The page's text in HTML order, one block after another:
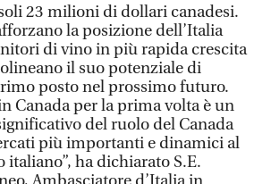
23 milioni di dollari canadesi.
la posizione dell’Italia
di vino in più rapida crescita
il suo potenziale di
posto nel prossimo futuro.
Canada per la prima volta è un
del ruolo del Canada
più importanti e dinamici al
ha dichiarato S.E.